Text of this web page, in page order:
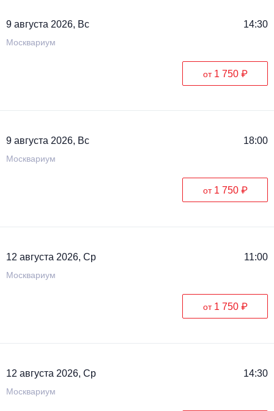
9 августа 2026, Вс 14:30
Москвариум
от 1 750 ₽
9 августа 2026, Вс 18:00
Москвариум
от 1 750 ₽
12 августа 2026, Ср 11:00
Москвариум
от 1 750 ₽
12 августа 2026, Ср 14:30
Москвариум